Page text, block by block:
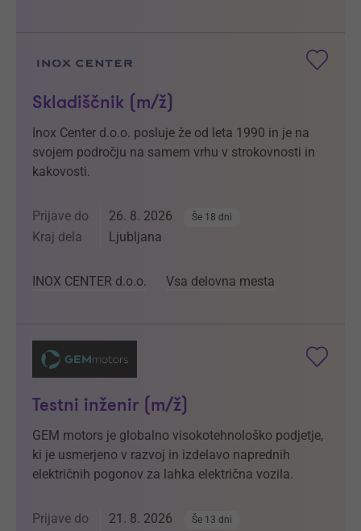
Skladiščnik (m/ž)
Inox Center d.o.o. posluje že od leta 1990 in je na
svojem področju na samem vrhu v strokovnosti in
kakovosti.
Prijave do 26. 8. 2026 Še 18 dni
Kraj dela Ljubljana
INOX CENTER d.o.o. Vsa delovna mesta
Testni inženir (m/ž)
GEM motors je globalno visokotehnološko podjetje,
ki je usmerjeno v razvoj in izdelavo naprednih
električnih pogonov za lahka električna vozila.
Prijave do 21. 8. 2026 Še 13 dni